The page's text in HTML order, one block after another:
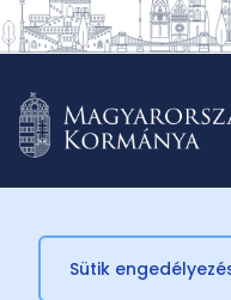
© 2026
Sütik